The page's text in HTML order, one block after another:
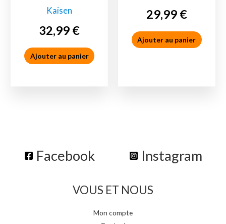
Kaisen
32,99 €
Ajouter au panier
29,99 €
Ajouter au panier
Facebook Instagram
VOUS ET NOUS
Mon compte